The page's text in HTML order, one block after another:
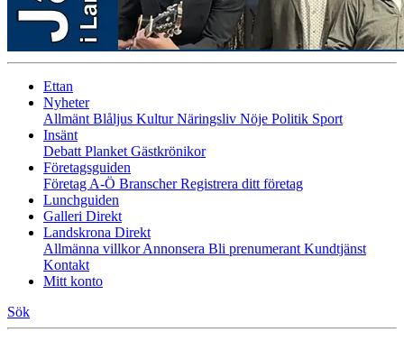
Ettan
Nyheter
Allmänt Blåljus KulturNäringsliv Nöje Politik Sport
Insänt
Debatt Planket Gästkrönikor
Företagsguiden
Företag A-Ö BranscherRegistrera ditt företag
Lunchguiden
Galleri Direkt
Landskrona Direkt
Allmänna villkorAnnonsera Bli prenumerant Kundtjänst
Kontakt
Mitt konto
Sök